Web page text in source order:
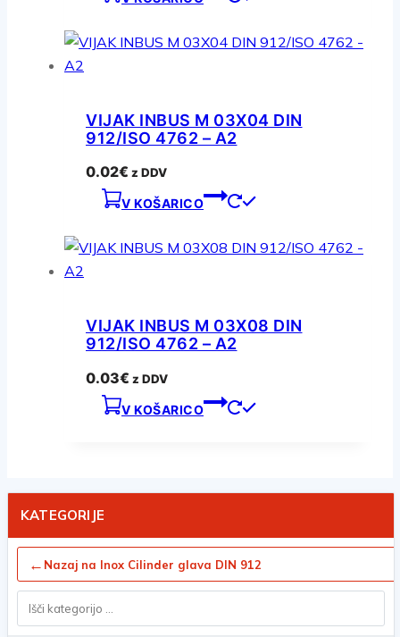
VIJAK INBUS M 03X04 DIN
912/ISO 4762 – A2
0.02€ z DDV
V KOŠARICO
VIJAK INBUS M 03X08 DIN
912/ISO 4762 – A2
0.03€ z DDV
V KOŠARICO
KATEGORIJE
← Nazaj na Inox Cilinder glava DIN 912